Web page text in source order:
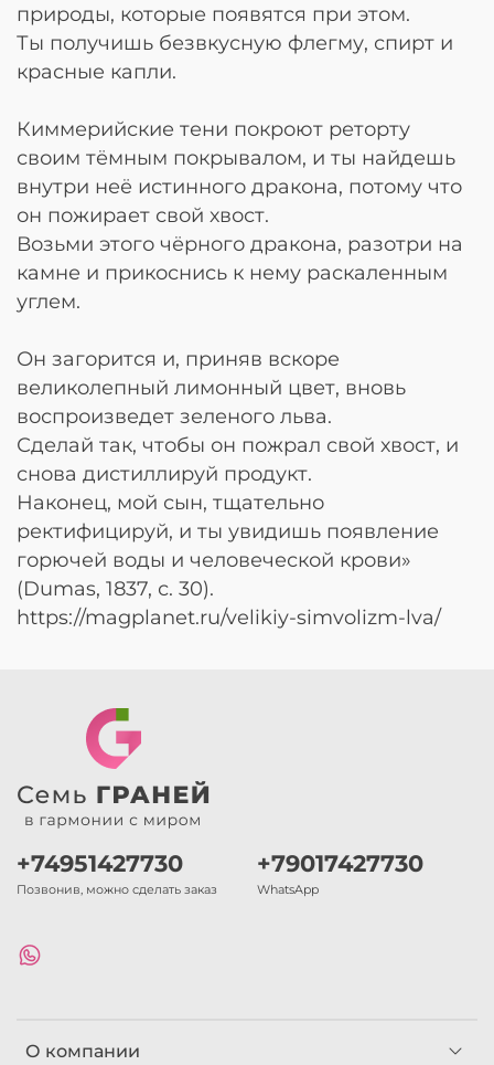
природы, которые появятся при этом.
Ты получишь безвкусную флегму, спирт и
красные капли.
Киммерийские тени покроют реторту
своим тёмным покрывалом, и ты найдешь
внутри неё истинного дракона, потому что
он пожирает свой хвост.
Возьми этого чёрного дракона, разотри на
камне и прикоснись к нему раскаленным
углем.
Он загорится и, приняв вскоре
великолепный лимонный цвет, вновь
воспроизведет зеленого льва.
Сделай так, чтобы он пожрал свой хвост, и
снова дистиллируй продукт.
Наконец, мой сын, тщательно
ректифицируй, и ты увидишь появление
горючей воды и человеческой крови»
(Dumas, 1837, с. 30).
https://magplanet.ru/velikiy-simvolizm-lva/
О компании
+74951427730
Позвонив, можно сделать заказ
+79017427730
WhatsApp